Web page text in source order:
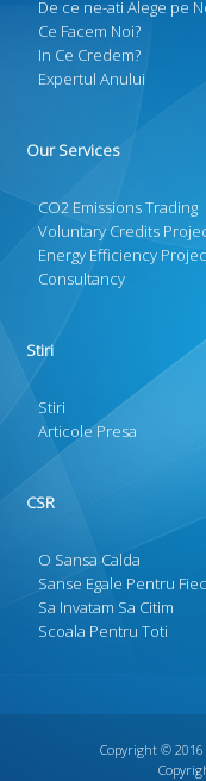
De ce ne-ati Alege pe
Ce Facem Noi?
In Ce Credem?
Expertul Anului
Our Services
CO2 Emissions Trading
Voluntary Credits
Energy Efficiency
Consultancy
Stiri
Stiri
Articole Presa
CSR
O Sansa Calda
Sanse Egale Pentru
Sa Invatam Sa Citim
Scoala Pentru Toti
Copyright © 2016